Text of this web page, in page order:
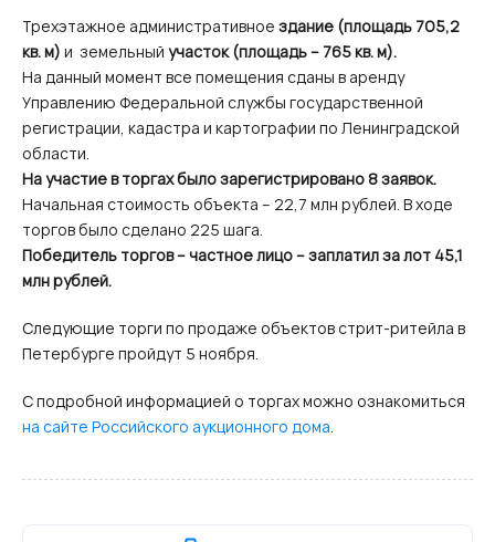
Трехэтажное административное здание (площадь 705,2
кв. м) и земельный участок (площадь – 765 кв. м).
На данный момент все помещения сданы в аренду
Управлению Федеральной службы государственной
регистрации, кадастра и картографии по Ленинградской
области.
На участие в торгах было зарегистрировано 8 заявок.
Начальная стоимость объекта – 22,7 млн рублей. В ходе
торгов было сделано 225 шага.
Победитель торгов – частное лицо – заплатил за лот 45,1
млн рублей.
Следующие торги по продаже объектов стрит-ритейла в
Петербурге пройдут 5 ноября.
С подробной информацией о торгах можно ознакомиться
на сайте Российского аукционного дома.